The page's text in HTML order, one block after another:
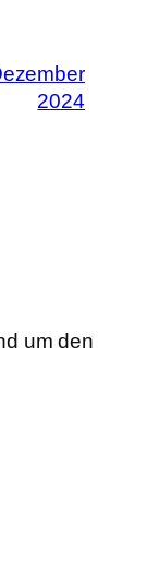
2024
um den